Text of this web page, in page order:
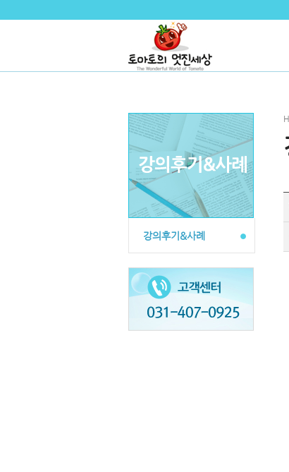
강의후기&사례